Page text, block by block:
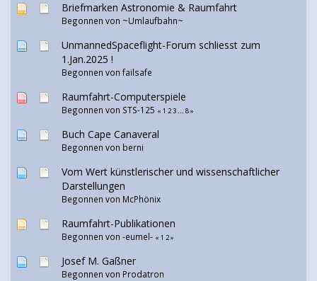
Briefmarken Astronomie & Raumfahrt
Begonnen von ~Umlaufbahn~
UnmannedSpaceflight-Forum schliesst zum
1.Jan.2025 !
Begonnen von failsafe
Raumfahrt-Computerspiele
Begonnen von STS-125 « 1 23... 8»
Buch Cape Canaveral
Begonnen von berni
Vom Wert künstlerischer und wissenschaftlicher
Darstellungen
Begonnen von McPhönix
Raumfahrt-Publikationen
Begonnen von -eumel- « 1 2»
Josef M. Gaßner
Begonnen von Prodatron